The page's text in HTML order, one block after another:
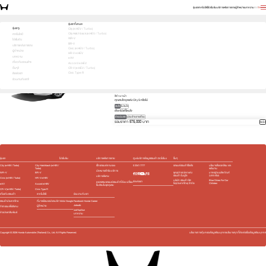
รุ่นรถเทคโนโลยีโปรโมชันบริการหลังการขายผู้จำหน่ายบทความENTH
รุ่นรถ
เทคโนโลยี
โปรโมชัน
บริการหลังการขาย
ผู้จำหน่าย
บทความ
เกี่ยวกับฮอนด้า
อื่นๆ
ติดต่อเรา
ร่วมงานกับเรา
รุ่นรถทั้งหมด
City (e:HEV / Turbo)
City Hatchback (e:HEV / Turbo)
WR-V
BR-V
Civic (e:HEV / Turbo)
HR-V e:HEV
e:N1
Accord e:HEV
CR-V (e:HEV / Turbo)
Civic Type R
บอกสิ่งที่สนใจ เพื่อรับโปรตรงใจคุณ
3
สีดำ เบาะผ้า
คุณสนใจชุดแต่ง City S หรือไม่
สนใจ ไม่สนใจ
เลือกโปรที่โดนใจ
ชำระเงินสด ผ่อนชำระรายเดือน
รวมราคา 575,000 บาท ถัดไป
รุ่นรถ
City (e:HEV / Turbo)
City Hatchback (e:HEV /
Turbo)
WR-V
BR-V
Civic (e:HEV / Turbo)
HR-V e:HEV
e:N1
Accord e:HEV
CR-V (e:HEV / Turbo)
Civic Type R
โปรโมชัน
บริการหลังการขาย
เช็กรถยนต์ตามระยะ
นัดหมายเข้ารับบริการ
บริการพิเศษ
ตรวจสอบรถยนต์ฮอนด้าที่ต้อง เปลี่ยน
ชิ้นส่วนในชุดถุงลม
ศูนย์บริการข้อมูลฮอนด้า 24 ชั่วโมง
0 2341 7777
ติดต่อเรา
อื่นๆ
รถยนต์ฮอนด้าใช้แล้ว
นโยบายสิ่งแวดล้อม และ
พลังงาน
ชุดอุปกรณ์ตกแต่ง​
ฮอนด้า โมดูโล
มาตรฐานผลิตภัณฑ์
ฉลากเขียว
บริษัท ฮอนด้า ลีส
ซิ่ง(ประเทศไทย) จำกัด
Blue Skies For Our
Children
เกี่ยวกับฮอนด้า
ฮอนด้าประเทศไทย
กิจกรรมเพื่อสังคม
ข่าวประชาสัมพันธ์
เทคโนโลยี
ที่มาพร้อมแอปและบริการของ Google
ผู้จำหน่าย
ร่วมงานกับเรา
Facebook Honda Career
Jobsdb
JobTopGun
บทความ
Copyright ©2026Honda Automobile (Thailand) Co., Ltd. All Rights Reserved. นโยบายการคุ้มครองข้อมูลส่วนบุคคลนโยบายคุกกี้ติดต่อเรื่องข้อมูลส่วนบุคคล